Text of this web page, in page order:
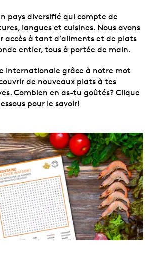
pays diversifié qui compte de
langues et cuisines. Nous avons
accès à tant d’aliments et de plats
entier, tous à portée de main.
internationale grâce à notre mot
de nouveaux plats à tes
Combien en as-tu goûtés? Clique
pour le savoir!